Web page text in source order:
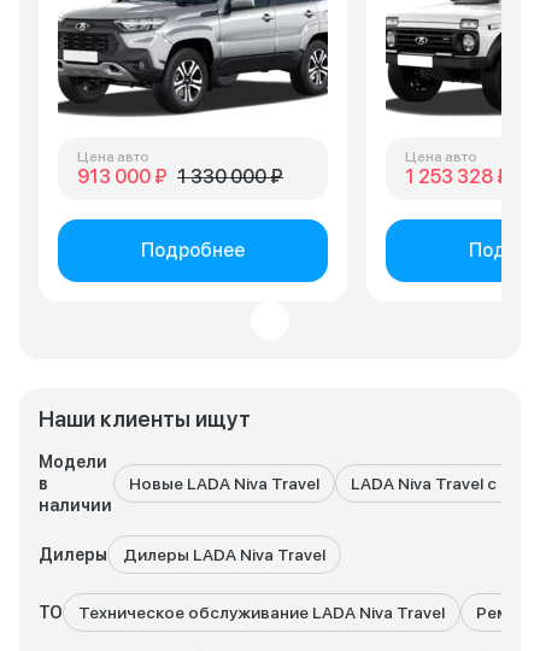
Наши клиенты ищут
Модели
в
наличии
Новые LADA Niva Travel LADA Niva Travel с
Дилеры Дилеры LADA Niva Travel
ТО Техническое обслуживание LADA Niva Travel Ремонт
Цена авто
913 000 ₽ 1 330 000 ₽
Подробнее
Цена авто
1 253 328 ₽